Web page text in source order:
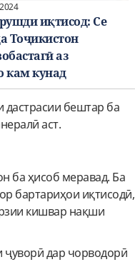
иқтисод: Се
Тоҷикистон
аз
кам кунад
бештар ба
аст.
ба ҳисоб меравад. Ба
бартариҳои иқтисодӣ,
кишвар нақши
ҷуворӣ дар чорводорӣ